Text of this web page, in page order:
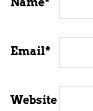
Email*
Website